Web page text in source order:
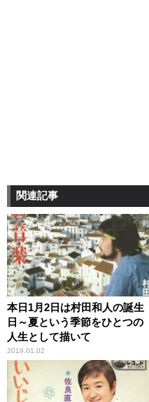
関連記事
本日1月2日は村田和人の誕生
日～夏という季節をひとつの
人生として描いて
2019.01.02